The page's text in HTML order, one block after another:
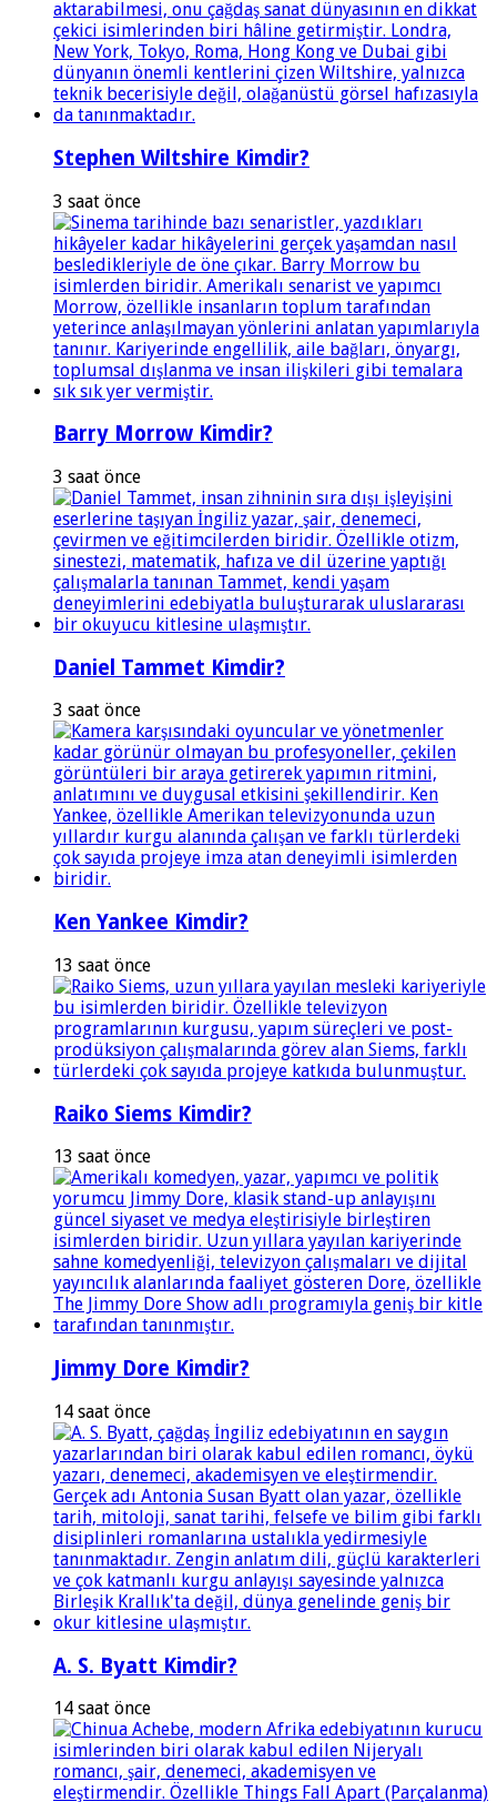
Stephen Wiltshire Kimdir?
3 saat önce
Barry Morrow Kimdir?
3 saat önce
Daniel Tammet Kimdir?
3 saat önce
Ken Yankee Kimdir?
13 saat önce
Raiko Siems Kimdir?
13 saat önce
Jimmy Dore Kimdir?
14 saat önce
A. S. Byatt Kimdir?
14 saat önce